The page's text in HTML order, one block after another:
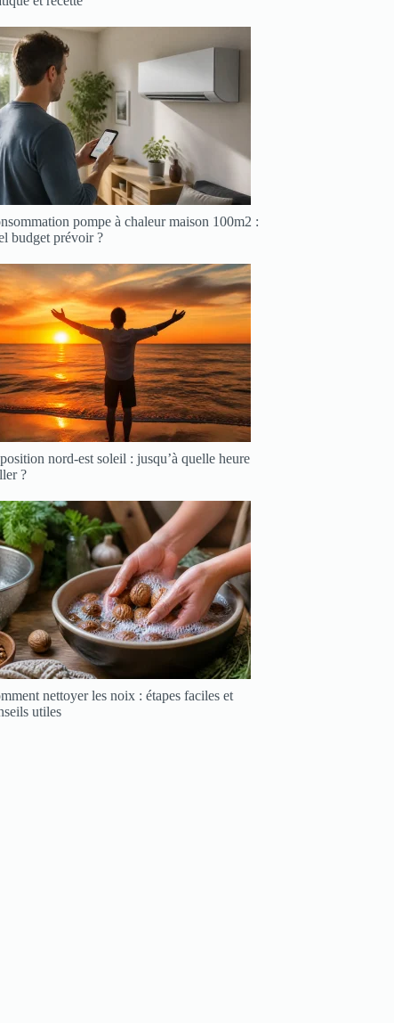
pompe à chaleur maison 100m2 :
budget prévoir ?
nord-est soleil : jusqu’à quelle heure
?
nettoyer les noix : étapes faciles et
utiles